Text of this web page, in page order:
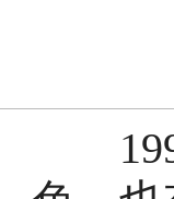
1995